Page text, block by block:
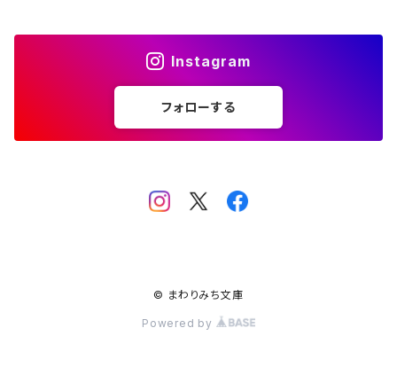
Instagram
フォローする
© まわりみち文庫
Powered by